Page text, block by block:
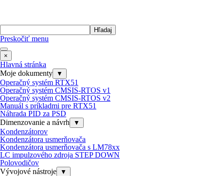
Hľadaj
Preskočiť menu
×
Hlavná stránka
Moje dokumenty
▼
Operačný systém RTX51
Operačný systém CMSIS-RTOS v1
Operačný systém CMSIS-RTOS v2
Manuál s príkladmi pre RTX51
Náhrada PID za PSD
Dimenzovanie a návrh
▼
Kondenzátorov
Kondenzátora usmerňovača
Kondenzátora usmerňovača s LM78xx
LC impulzového zdroja STEP DOWN
Polovodičov
Vývojové nástroje
▼